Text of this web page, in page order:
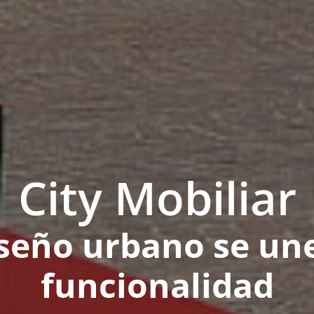
City Mobiliar
urbano se
funcionalidad